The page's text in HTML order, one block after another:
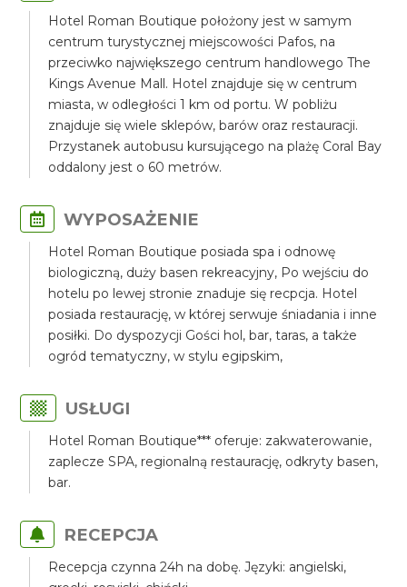
Hotel Roman Boutique położony jest w samym
centrum turystycznej miejscowości Pafos, na
przeciwko największego centrum handlowego The
Kings Avenue Mall. Hotel znajduje się w centrum
miasta, w odległości 1 km od portu. W pobliżu
znajduje się wiele sklepów, barów oraz restauracji.
Przystanek autobusu kursującego na plażę Coral Bay
oddalony jest o 60 metrów.
WYPOSAŻENIE
Hotel Roman Boutique posiada spa i odnowę
biologiczną, duży basen rekreacyjny, Po wejściu do
hotelu po lewej stronie znaduje się recpcja. Hotel
posiada restaurację, w której serwuje śniadania i inne
posiłki. Do dyspozycji Gości hol, bar, taras, a także
ogród tematyczny, w stylu egipskim,
USŁUGI
Hotel Roman Boutique*** oferuje: zakwaterowanie,
zaplecze SPA, regionalną restaurację, odkryty basen,
bar.
RECEPCJA
Recepcja czynna 24h na dobę. Języki: angielski,